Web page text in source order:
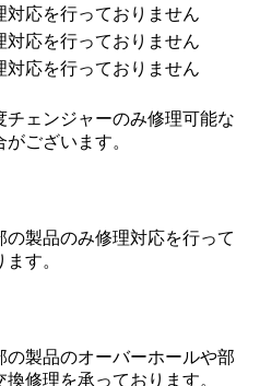
対応を行っておりません
対応を行っておりません
対応を行っておりません
チェンジャーのみ修理可能な
がございます。
の製品のみ修理対応を行って
ます。
の製品のオーバーホールや部
換修理を承っております。